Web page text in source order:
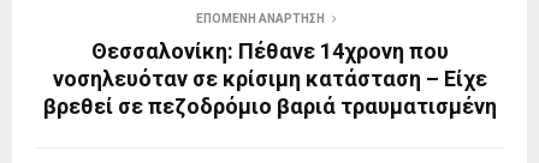
ΕΠΌΜΕΝΗ ΑΝΆΡΤΗΣΗ
Θεσσαλονίκη: Πέθανε 14χρονη που
νοσηλευόταν σε κρίσιμη κατάσταση – Είχε
βρεθεί σε πεζοδρόμιο βαριά τραυματισμένη